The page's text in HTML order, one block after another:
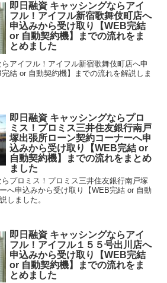
即日融資 キャッシングならアイ
フル！アイフル新宿歌舞伎町店へ
申込みから受け取り【WEB完結
or 自動契約機】までの流れをま
とめました
アイフル！アイフル新宿歌舞伎町店へ申
結 or 自動契約機】までの流れを解説しま
即日融資 キャッシングならプロ
ミス！プロミス三井住友銀行南戸
塚出張所ローン契約コーナーへ申
込みから受け取り【WEB完結 or
自動契約機】までの流れをまとめ
ました
プロミス！プロミス三井住友銀行南戸塚
へ申込みから受け取り【WEB完結 or 自動
しました。
即日融資 キャッシングならアイ
フル！アイフル１５５号出川店へ
申込みから受け取り【WEB完結
or 自動契約機】までの流れをま
とめました